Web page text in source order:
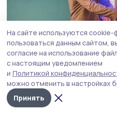
По его словам
продолжить служить
Уже сейчас 9
На сайте используются cookie-
пользоваться данным сайтом,
согласие на использование
с настоящим уведомлением
и Политикой
можно отменить в настройках
Принять